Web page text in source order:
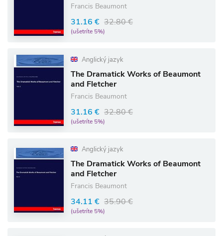
Francis Beaumont
31.16 € 32.80 €
(ušetríte 5%)
Anglický jazyk
The Dramatick Works of Beaumont
and Fletcher
Francis Beaumont
31.16 € 32.80 €
(ušetríte 5%)
Anglický jazyk
The Dramatick Works of Beaumont
and Fletcher
Francis Beaumont
34.11 € 35.90 €
(ušetríte 5%)